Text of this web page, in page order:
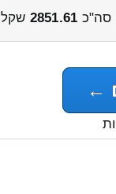
סה"כ 2851.61 שקל
←